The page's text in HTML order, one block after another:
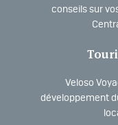
conseils sur
Veloso
développement